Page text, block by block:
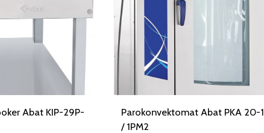
Abat KIP-29P-
Parokonvektomat Abat PKA 20-1
/ 1PM2